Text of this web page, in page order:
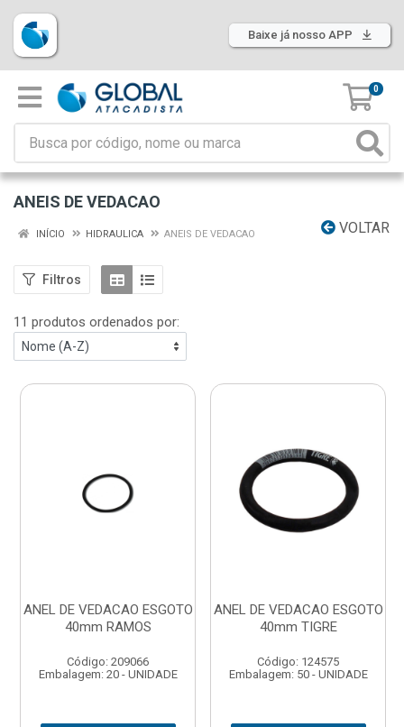
Baixe já nosso APP
0
ANEIS DE VEDACAO
VOLTAR
INÍCIO HIDRAULICA ANEIS DE VEDACAO
Filtros
11 produtos ordenados por:
ANEL DE VEDACAO ESGOTO
40mm RAMOS
Código: 209066
Embalagem: 20 - UNIDADE
ANEL DE VEDACAO ESGOTO
40mm TIGRE
Código: 124575
Embalagem: 50 - UNIDADE